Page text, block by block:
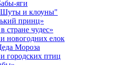
яги
и клоуны"
принц»
стране чудес»
новогодних елок
Мороза
городских птиц